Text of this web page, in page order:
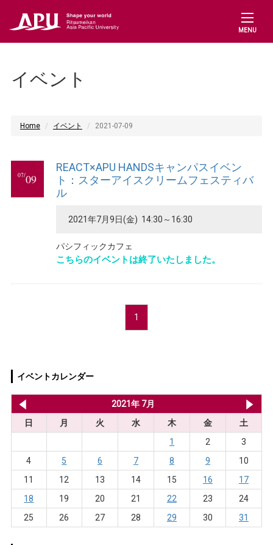
MENU
イベント
Home イベント 2021-07-09
07/09
REACT×APU HANDSキャンパスイベン
ト：スターアイスクリームフェスティバ
ル
2021年7月9日(金) 14:30～16:30
パシフィックカフェ
こちらのイベントは終了いたしました。
1
イベントカレンダー
2021年 7月
日
月 火 水 木 金
土
1
2
3
4
5 6 7 8 9
10
11
12 13 14 15 16
17
18
19 20 21 22 23
24
25
26 27 28 29 30 31